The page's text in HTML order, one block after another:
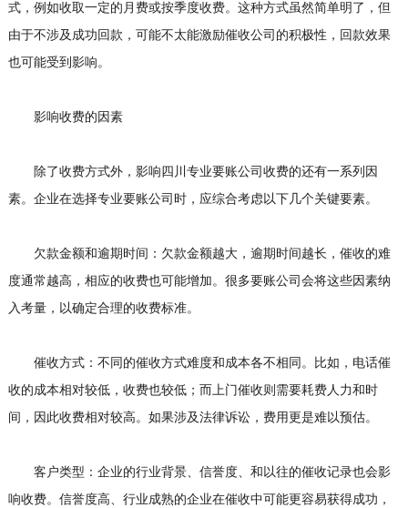
式，例如收取一定的月费或按季度收费。这种方式虽然简单明了，但
由于不涉及成功回款，可能不太能激励催收公司的积极性，回款效果
也可能受到影响。
影响收费的因素
除了收费方式外，影响四川专业要账公司收费的还有一系列因
素。企业在选择专业要账公司时，应综合考虑以下几个关键要素。
欠款金额和逾期时间：欠款金额越大，逾期时间越长，催收的难
度通常越高，相应的收费也可能增加。很多要账公司会将这些因素纳
入考量，以确定合理的收费标准。
催收方式：不同的催收方式难度和成本各不相同。比如，电话催
收的成本相对较低，收费也较低；而上门催收则需要耗费人力和时
间，因此收费相对较高。如果涉及法律诉讼，费用更是难以预估。
客户类型：企业的行业背景、信誉度、和以往的催收记录也会影
响收费。信誉度高、行业成熟的企业在催收中可能更容易获得成功，